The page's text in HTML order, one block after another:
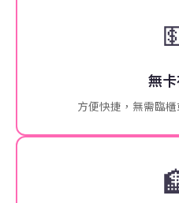
無
方便快捷，無需臨